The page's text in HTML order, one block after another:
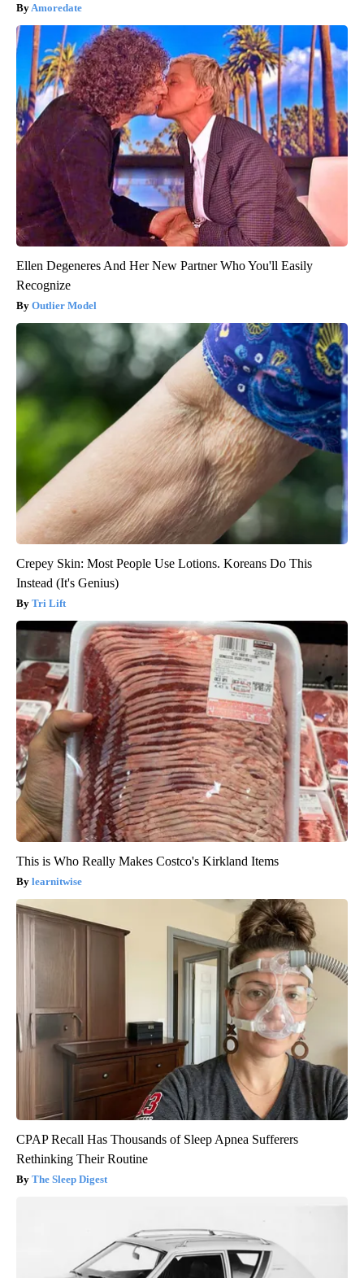
Amoredate
Ellen Degeneres And Her New Partner Who You'll Easily
Recognize
Outlier Model
Crepey Skin: Most People Use Lotions. Koreans Do This
Instead (It's Genius)
Tri Lift
This is Who Really Makes Costco's Kirkland Items
learnitwise
CPAP Recall Has Thousands of Sleep Apnea Sufferers
Rethinking Their Routine
The Sleep Digest